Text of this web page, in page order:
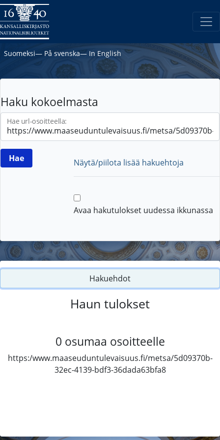
Suomeksi― På svenska― In English
Haku kokoelmasta
Hae url-osoitteella:
Näytä/piilota lisää hakuehtoja
Avaa hakutulokset uudessa ikkunassa
Hakuehdot
Haun tulokset
0 osumaa osoitteelle
https:/www.maaseuduntulevaisuus.fi/metsa/5d09370b-
32ec-4139-bdf3-36dada63bfa8